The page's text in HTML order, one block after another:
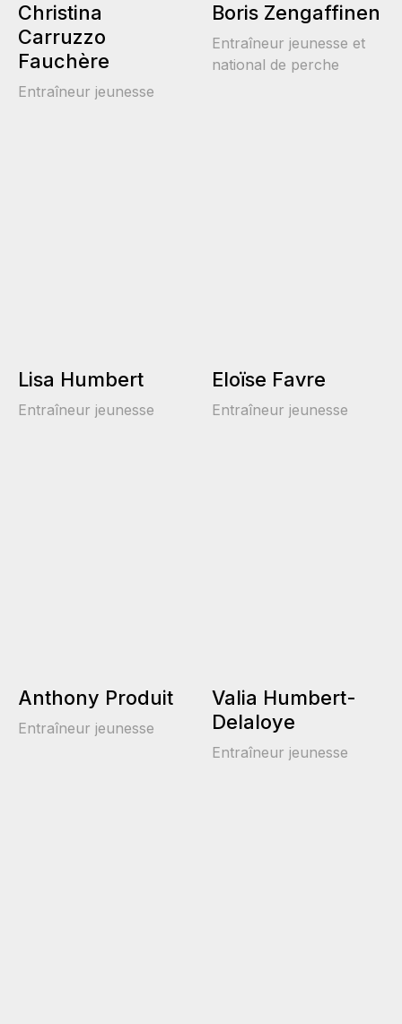
Christina
Carruzzo
Fauchère
Entraîneur jeunesse
Boris Zengaffinen
Entraîneur jeunesse et
national de perche
Lisa Humbert
Entraîneur jeunesse
Eloïse Favre
Entraîneur jeunesse
Anthony Produit
Entraîneur jeunesse
Valia Humbert-
Delaloye
Entraîneur jeunesse